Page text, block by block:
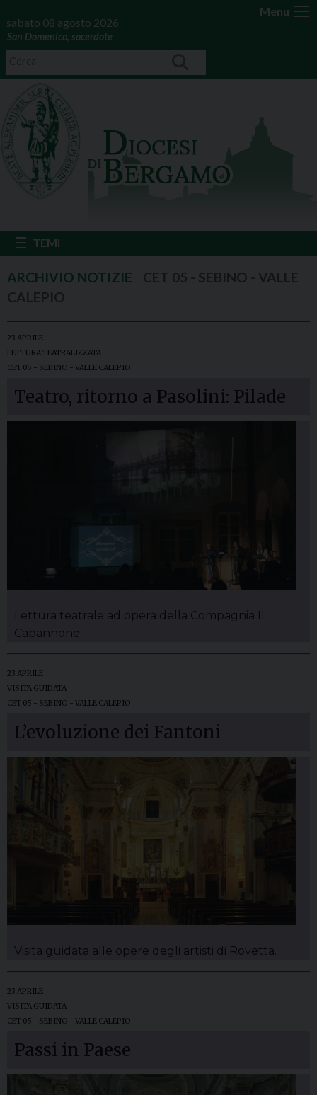
Menu
sabato 08 agosto 2026
San Domenico, sacerdote
23 APRILE
LETTURA TEATRALIZZATA
CET 05 - SEBINO - VALLE CALEPIO
Teatro, ritorno a Pasolini: Pilade
Lettura teatrale ad opera della Compagnia Il
Capannone.
23 APRILE
VISITA GUIDATA
CET 05 - SEBINO - VALLE CALEPIO
L’evoluzione dei Fantoni
Visita guidata alle opere degli artisti di Rovetta.
23 APRILE
VISITA GUIDATA
CET 05 - SEBINO - VALLE CALEPIO
Passi in Paese